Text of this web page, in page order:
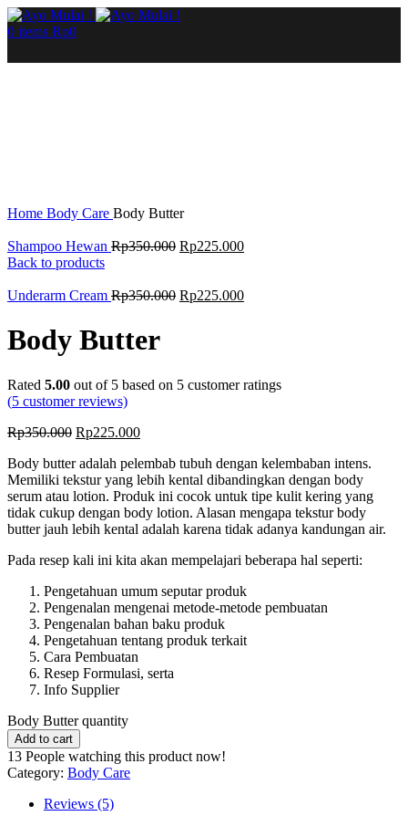
0 items Rp0
Home Body Care Body Butter
Shampoo Hewan Rp350.000 Rp225.000
Back to products
Underarm Cream Rp350.000 Rp225.000
Body Butter
Rated 5.00 out of 5 based on 5 customer ratings
(5 customer reviews)
Rp350.000 Rp225.000
Body butter adalah pelembab tubuh dengan kelembaban intens.
Memiliki tekstur yang lebih kental dibandingkan dengan body
serum atau lotion. Produk ini cocok untuk tipe kulit kering yang
tidak cukup dengan body lotion. Alasan mengapa tekstur body
butter jauh lebih kental adalah karena tidak adanya kandungan air.
Pada resep kali ini kita akan mempelajari beberapa hal seperti:
Pengetahuan umum seputar produk
Pengenalan mengenai metode-metode pembuatan
Pengenalan bahan baku produk
Pengetahuan tentang produk terkait
Cara Pembuatan
Resep Formulasi, serta
Info Supplier
Body Butter quantity
Add to cart
13 People watching this product now!
Category: Body Care
Reviews (5)